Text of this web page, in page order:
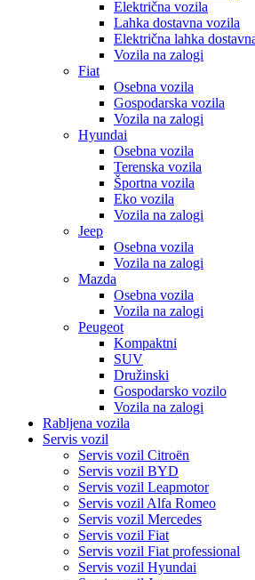
Električna vozila
Lahka dostavna vozila
Električna lahka
Vozila na zalogi
Fiat
Osebna vozila
Gospodarska vozila
Vozila na zalogi
Hyundai
Osebna vozila
Terenska vozila
Športna vozila
Eko vozila
Vozila na zalogi
Jeep
Osebna vozila
Vozila na zalogi
Mazda
Osebna vozila
Vozila na zalogi
Peugeot
Kompaktni
SUV
Družinski
Gospodarsko vozilo
Vozila na zalogi
Rabljena vozila
Servis vozil
Servis vozil Citroën
Servis vozil BYD
Servis vozil Leapmotor
Servis vozil Alfa Romeo
Servis vozil Mercedes
Servis vozil Fiat
Servis vozil Fiat professional
Servis vozil Hyundai